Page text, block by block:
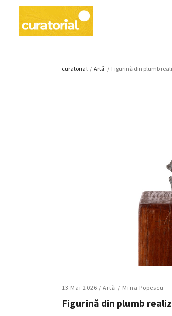
curatorial / Artǎ / Figurină din plumb
13 Mai 2026 / Artǎ Mina Popescu
Figurină din plumb